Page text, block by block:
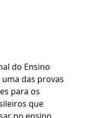
do Ensino
das provas
para os
que